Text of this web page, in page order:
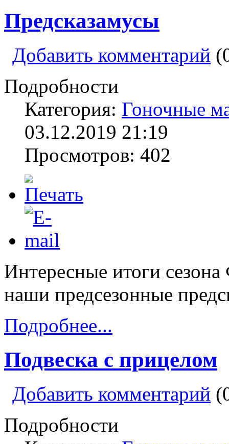
Предсказамусы
Добавить комментарий
Подробности
Категория: Гоночные
03.12.2019 21:19
Просмотров: 402
Интересные итоги
наши предсезонные
Подробнее...
Подвеска с прицелом
Добавить комментарий
Подробности